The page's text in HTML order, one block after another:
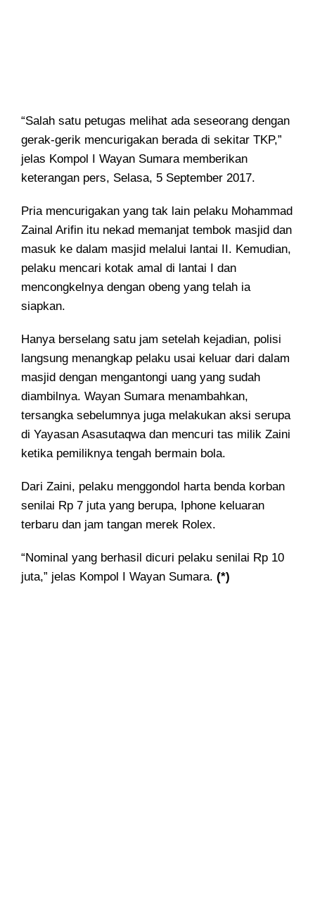
“Salah satu petugas melihat ada seseorang dengan
gerak-gerik mencurigakan berada di sekitar TKP,”
jelas Kompol I Wayan Sumara memberikan
keterangan pers, Selasa, 5 September 2017.
Pria mencurigakan yang tak lain pelaku Mohammad
Zainal Arifin itu nekad memanjat tembok masjid dan
masuk ke dalam masjid melalui lantai II. Kemudian,
pelaku mencari kotak amal di lantai I dan
mencongkelnya dengan obeng yang telah ia
siapkan.
Hanya berselang satu jam setelah kejadian, polisi
langsung menangkap pelaku usai keluar dari dalam
masjid dengan mengantongi uang yang sudah
diambilnya. Wayan Sumara menambahkan,
tersangka sebelumnya juga melakukan aksi serupa
di Yayasan Asasutaqwa dan mencuri tas milik Zaini
ketika pemiliknya tengah bermain bola.
Dari Zaini, pelaku menggondol harta benda korban
senilai Rp 7 juta yang berupa, Iphone keluaran
terbaru dan jam tangan merek Rolex.
“Nominal yang berhasil dicuri pelaku senilai Rp 10
juta,” jelas Kompol I Wayan Sumara. (*)